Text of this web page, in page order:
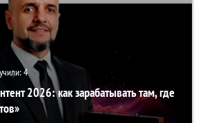
4
2026: как зарабатывать там, где